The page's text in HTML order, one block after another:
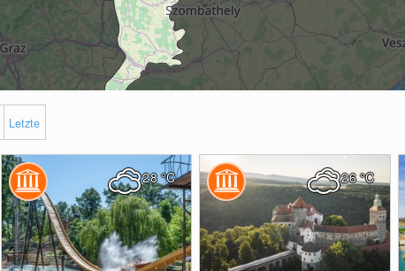
Letzte
28°C 26°C